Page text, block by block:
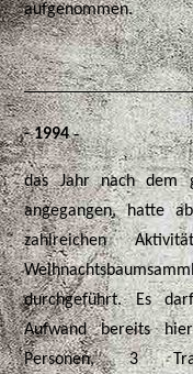
aufgenommen.
- 1994-
das Jahr nach dem
angegangen, hatte
zahlreichen
durchgeführt. Es
Aufwand bereits
Personen, 3